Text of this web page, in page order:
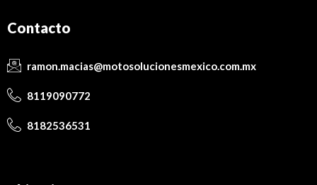
Contacto
ramon.macias@motosolucionesmexico.com.mx
8119090772
8182536531